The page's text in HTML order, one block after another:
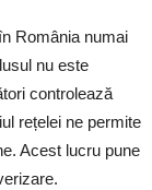
România numai
nu este
controlează
rețelei ne permite
Acest lucru pune